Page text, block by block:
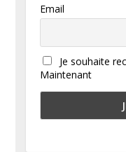
Email
Je souhaite
Maintenant